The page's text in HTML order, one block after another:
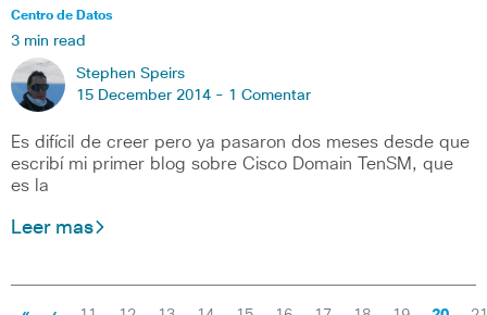
Centro de Datos
3 min read
Stephen Speirs
15 December 2014 - 1 Comentar
Es difícil de creer pero ya pasaron dos meses desde que
escribí mi primer blog sobre Cisco Domain TenSM, que
es la
Leer mas